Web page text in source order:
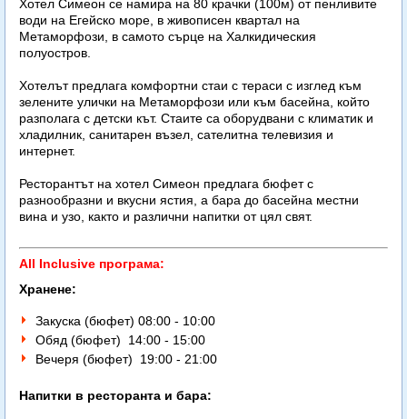
Хотел Симеон се намира на 80 крачки (100м) от пенливите
води на Егейско море, в живописен квартал на
Метаморфози, в самото сърце на Халкидическия
полуостров.
Хотелът предлага комфортни стаи с тераси с изглед към
зелените улички на Метаморфози или към басейна, който
разполага с детски кът. Стаите са оборудвани с климатик и
хладилник, санитарен възел, сателитна телевизия и
интернет.
Ресторантът на хотел Симеон предлага бюфет с
разнообразни и вкусни ястия, а бара до басейна местни
вина и узо, както и различни напитки от цял ​​свят.
All Inclusive програма:
Хрaнене:
Закуска (бюфет) 08:00 - 10:00
Обяд (бюфет)
14:00 - 15:00
Вечеря (бюфет)
19:00 - 21:00
Напитки в ресторанта и бара: